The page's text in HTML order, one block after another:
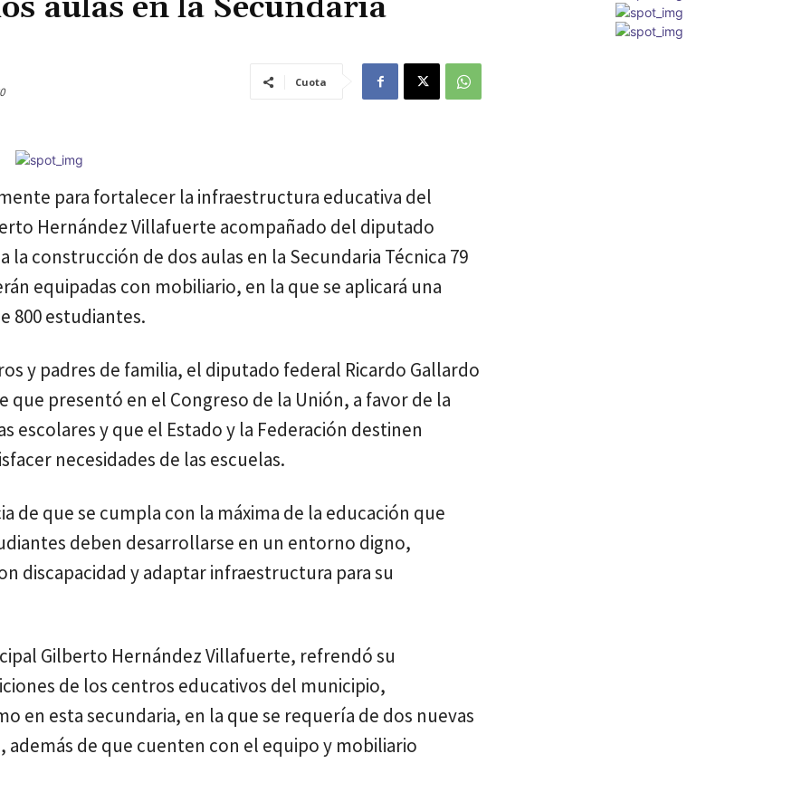
aulas en la Secundaria
Cuota
para fortalecer la infraestructura educativa del
Hernández Villafuerte acompañado del diputado
construcción de dos aulas en la Secundaria Técnica 79
equipadas con mobiliario, en la que se aplicará una
800 estudiantes.
y padres de familia, el diputado federal Ricardo Gallardo
presentó en el Congreso de la Unión, a favor de la
escolares y que el Estado y la Federación destinen
necesidades de las escuelas.
que se cumpla con la máxima de la educación que
deben desarrollarse en un entorno digno,
discapacidad y adaptar infraestructura para su
Gilberto Hernández Villafuerte, refrendó su
de los centros educativos del municipio,
en esta secundaria, en la que se requería de dos nuevas
de que cuenten con el equipo y mobiliario